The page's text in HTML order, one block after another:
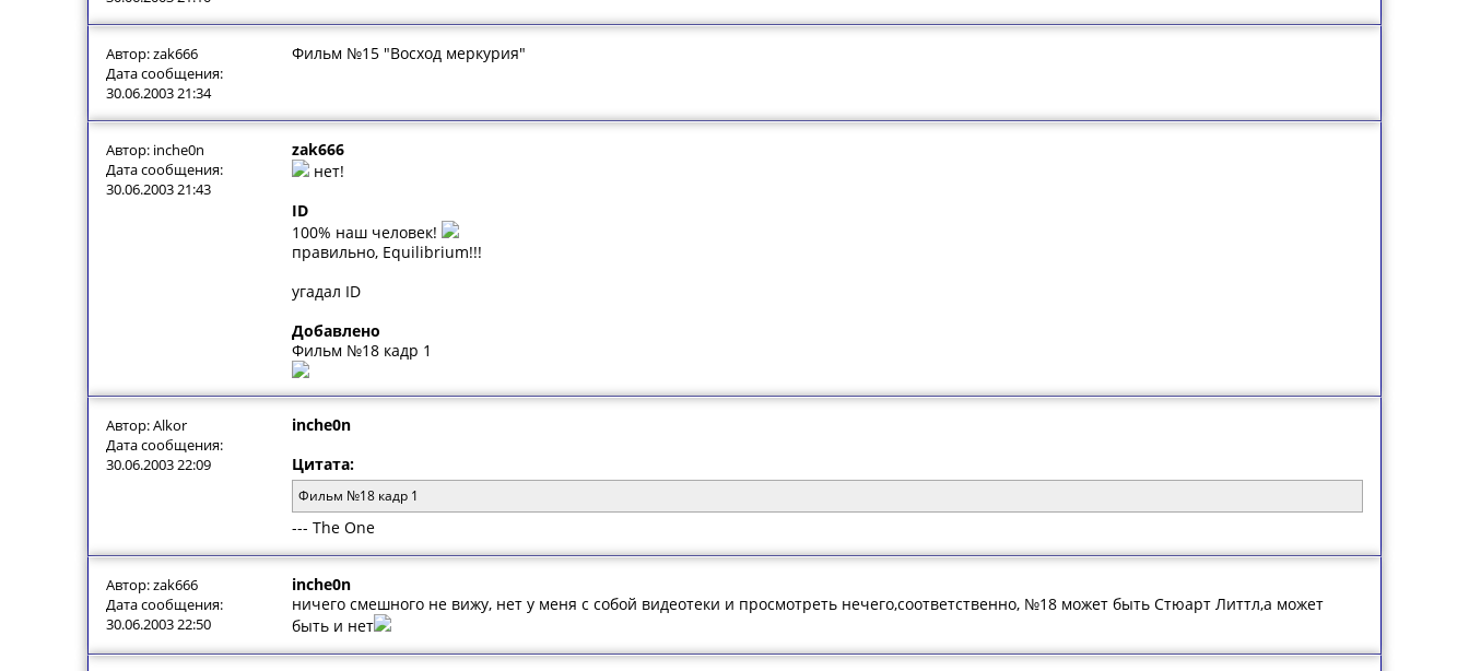
Автор: zak666
Дата сообщения:
30.06.2003 21:34
Фильм №15 "Восход меркурия"
Автор: inche0n
Дата сообщения:
30.06.2003 21:43
zak666
нет!
ID
100% наш человек!
правильно, Equilibrium!!!
угадал ID
Добавлено
Фильм №18 кадр 1
Автор: Alkor
Дата сообщения:
30.06.2003 22:09
inche0n
Цитата:
Фильм №18 кадр 1
--- The One
Автор: zak666
Дата сообщения:
30.06.2003 22:50
inche0n
ничего смешного не вижу, нет у меня с собой видеотеки и просмотреть нечего,соответственно, №18 может быть Стюарт Литтл,а может
быть и нет